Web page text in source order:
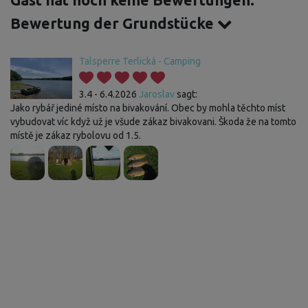
Bewertung der Grundstücke
Talsperre Terlická - Camping
3.4 - 6.4.2026 Jaroslav sagt:
Jako rybář jediné místo na bivakování. Obec by mohla těchto míst
vybudovat víc když už je všude zákaz bivakovani. Škoda že na tomto
místě je zákaz rybolovu od 1.5.